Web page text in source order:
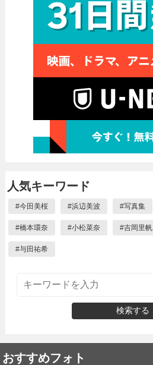
人気キーワード
#今田美桜 #浜辺美波 #写真集
#橋本環奈 #小松菜奈 #吉岡里帆
#与田祐希
検索する
おすすめフォト